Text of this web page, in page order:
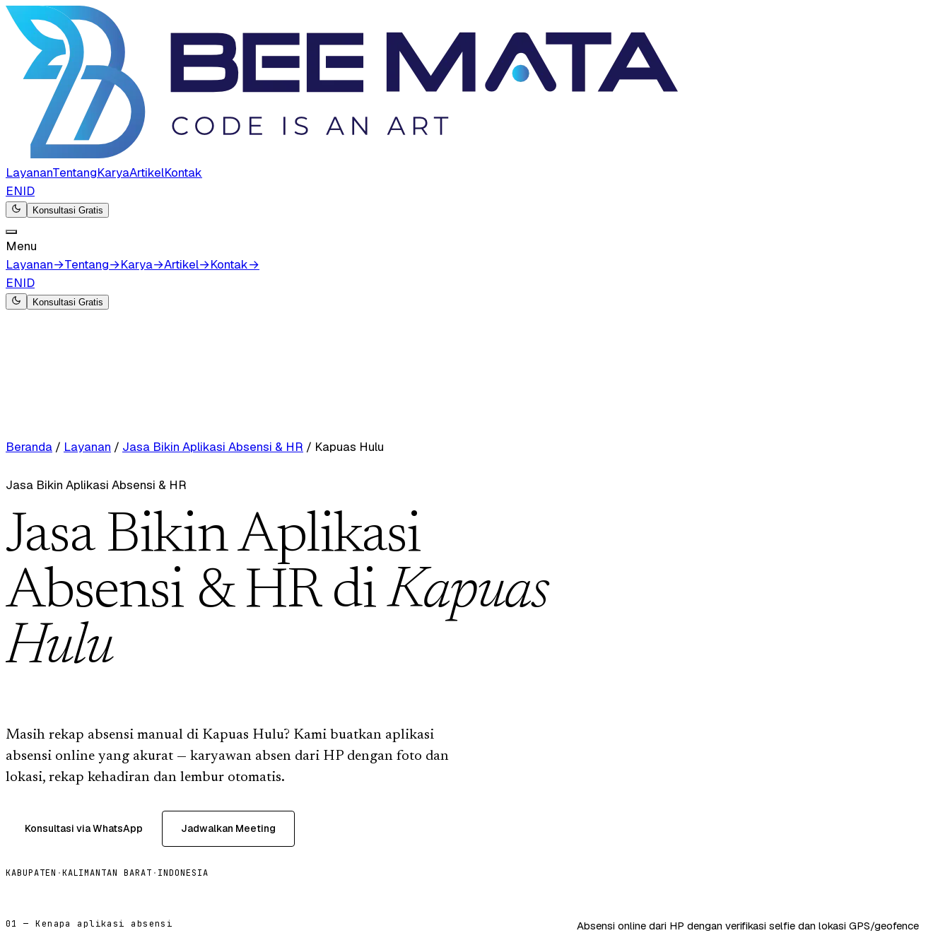
LayananTentangKaryaArtikelKontak
ENID
Konsultasi Gratis
Menu
Layanan→Tentang→Karya→Artikel→Kontak→
ENID
Konsultasi Gratis
Beranda / Layanan / Jasa Bikin Aplikasi Absensi & HR / Kapuas Hulu
Jasa Bikin Aplikasi Absensi & HR
Jasa Bikin Aplikasi
Absensi & HR diKapuas
Hulu
Masih rekap absensi manual di Kapuas Hulu? Kami buatkan aplikasi
absensi online yang akurat — karyawan absen dari HP dengan foto dan
lokasi, rekap kehadiran dan lembur otomatis.
Konsultasi via WhatsApp Jadwalkan Meeting
KABUPATEN ·KALIMANTAN BARAT · INDONESIA
01 — Kenapa aplikasi absensi
Absensi online dari HP dengan verifikasi selfie dan lokasi GPS/geofence